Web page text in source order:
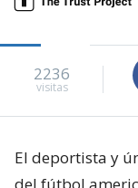
2236
visitas
El deportista y